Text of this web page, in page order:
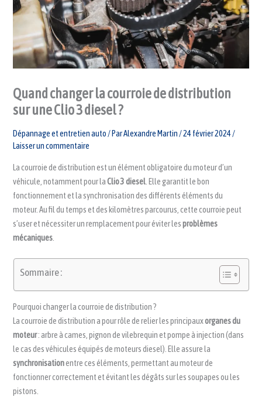
Quand changer la courroie de distribution
sur une Clio 3 diesel ?
Dépannage et entretien auto / ParAlexandre Martin /24 février 2024/
Laisser un commentaire
La courroie de distribution est un élément obligatoire du moteur d’un
véhicule, notamment pour laClio 3 diesel . Elle garantit le bon
fonctionnement et la synchronisation des différents éléments du
moteur. Au fil du temps et des kilomètres parcourus, cette courroie peut
s’user et nécessiter un remplacement pour éviter lesproblèmes
mécaniques
Sommaire :
Pourquoi changer la courroie de distribution ?
La courroie de distribution a pour rôle de relier les principauxorganes du
moteur: arbre à cames, pignon de vilebrequin et pompe à injection (dans
le cas des véhicules équipés de moteurs diesel). Elle assure la
synchronisationentre ces éléments, permettant au moteur de
fonctionner correctement et évitant les dégâts sur les soupapes ou les
pistons.